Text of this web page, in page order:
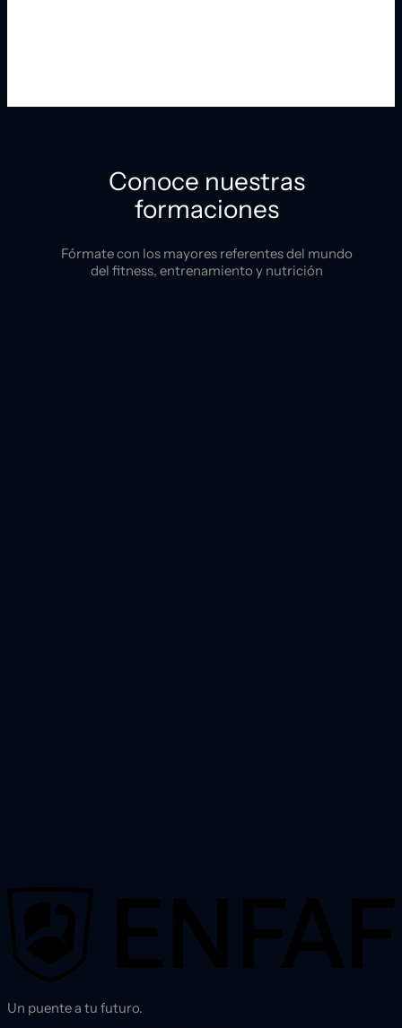
Conoce nuestras
formaciones
Fórmate con los mayores referentes del mundo
del fitness, entrenamiento y nutrición
Un puente a tu futuro.